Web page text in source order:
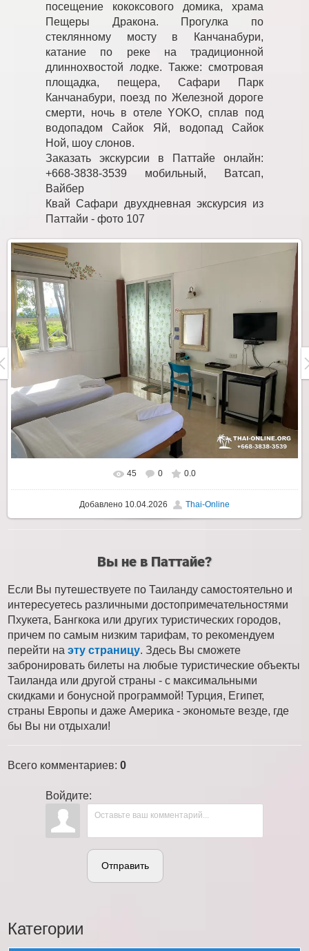
посещение кококсового домика, храма
Пещеры Дракона. Прогулка по
стеклянному мосту в Канчанабури,
катание по реке на традиционной
длиннохвостой лодке. Также: смотровая
площадка, пещера, Сафари Парк
Канчанабури, поезд по Железной дороге
смерти, ночь в отеле YOKO, сплав под
водопадом Сайок Яй, водопад Сайок
Ной, шоу слонов.
Заказать экскурсии в Паттайе онлайн:
+668-3838-3539 мобильный, Ватсап,
Вайбер
Квай Сафари двухдневная экскурсия из
Паттайи - фото 107
45 0 0.0
Добавлено 10.04.2026 Thai-Online
Вы не в Паттайе?
Если Вы путешествуете по Таиланду самостоятельно и
интересуетесь различными достопримечательностями
Пхукета, Бангкока или других туристических городов,
причем по самым низким тарифам, то рекомендуем
перейти на эту страницу. Здесь Вы сможете
забронировать билеты на любые туристические объекты
Таиланда или другой страны - с максимальными
скидками и бонусной программой! Турция, Египет,
страны Европы и даже Америка - экономьте везде, где
бы Вы ни отдыхали!
Всего комментариев: 0
Войдите:
Отправить
Категории